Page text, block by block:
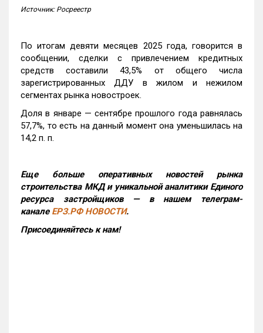
Источник: Росреестр
По итогам девяти месяцев 2025 года, говорится в
сообщении, сделки с привлечением кредитных
средств составили 43,5% от общего числа
зарегистрированных ДДУ в жилом и нежилом
сегментах рынка новостроек.
Доля в январе — сентябре прошлого года равнялась
57,7%, то есть на данный момент она уменьшилась на
14,2 п. п.
Еще больше оперативных новостей рынка
строительства МКД и уникальной аналитики Единого
ресурса застройщиков — в нашем телеграм-
канале ЕРЗ.РФ НОВОСТИ.
Присоединяйтесь к нам!